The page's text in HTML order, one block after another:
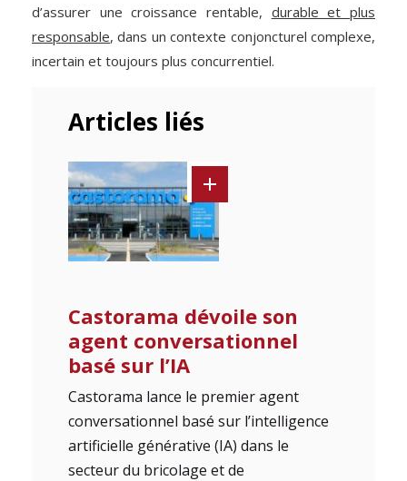
d’assurer une croissance rentable, durable et plus
responsable, dans un contexte conjoncturel complexe,
incertain et toujours plus concurrentiel.
Articles liés
Castorama dévoile son
agent conversationnel
basé sur l’IA
Castorama lance le premier agent
conversationnel basé sur l’intelligence
artificielle générative (IA) dans le
secteur du bricolage et de